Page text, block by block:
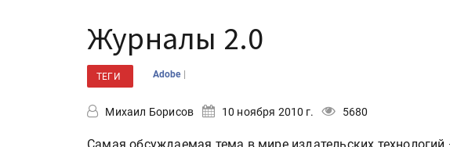
Журналы 2.0
ТЕГИ Adobe |
Михаил Борисов 10 ноября 2010 г. 5680